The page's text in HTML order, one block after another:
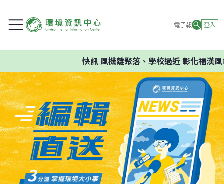
電子報 登入
快訊風機離聚落、學校過近 彰化福漢風